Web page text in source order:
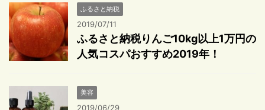
ふるさと納税
2019/07/11
ふるさと納税りんご10kg以上1万円の
人気コスパおすすめ2019年！
美容
2019/06/29